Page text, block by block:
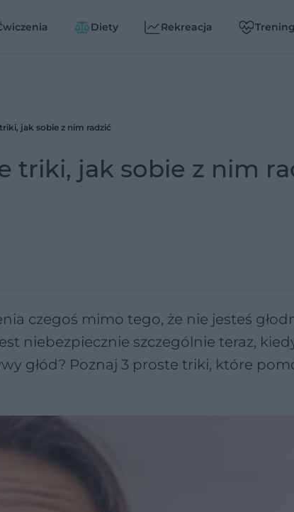
Diety Rekreacja
jak sobie z nim radzić
triki, jak sobie z nim
czegoś mimo tego, że nie jesteś
niebezpiecznie szczególnie teraz,
głód? Poznaj 3 proste triki, które